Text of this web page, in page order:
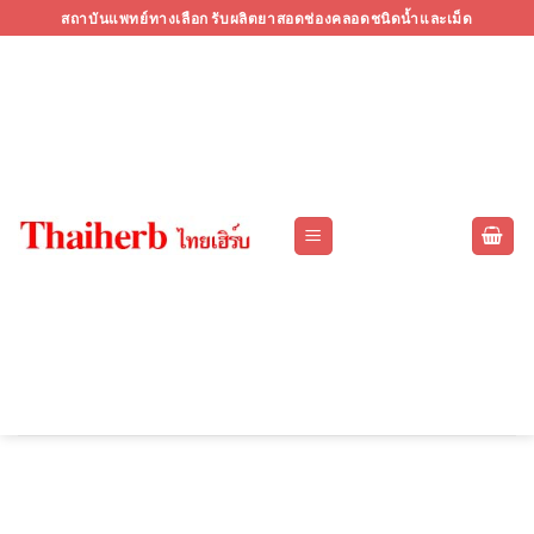
to
สถาบันแพทย์ทางเลือก รับผลิตยาสอดช่องคลอดชนิดน้ำและเม็ด